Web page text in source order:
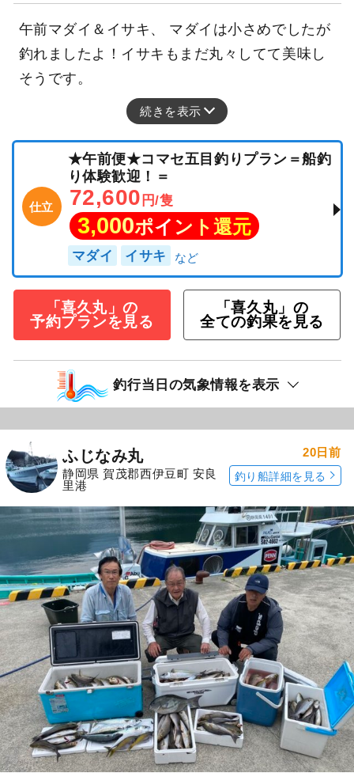
午前マダイ＆イサキ、 マダイは小さめでしたが
釣れましたよ！イサキもまだ丸々してて美味し
そうです。
続きを表示
仕立
★午前便★コマセ五目釣りプラン＝船釣
り体験歓迎！＝
72,600 円/隻
3,000ポイント還元
マダイ イサキ
「喜久丸」の
予約プランを見る
「喜久丸」の
全ての釣果を見る
釣行当日の気象情報を表示
ふじなみ丸
静岡県 賀茂郡西伊豆町 安良
里港
20日前
釣り船詳細を見る